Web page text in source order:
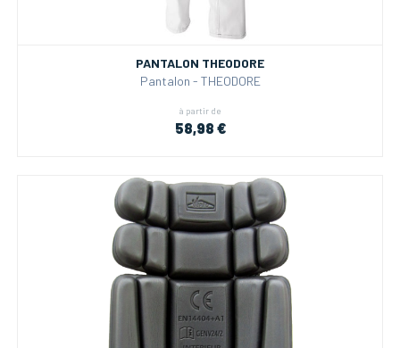
PANTALON THEODORE
Pantalon - THEODORE
à partir de
58,98 €